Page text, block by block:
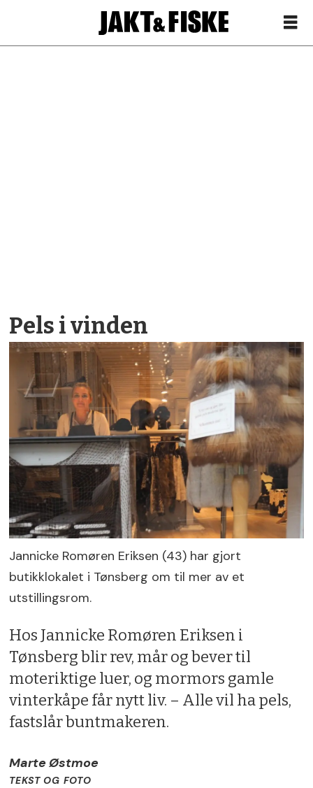
Pels i vinden
Jannicke Romøren Eriksen (43) har gjort
butikklokalet i Tønsberg om til mer av et
utstillingsrom.
Hos Jannicke Romøren Eriksen i
Tønsberg blir rev, mår og bever til
moteriktige luer, og mormors gamle
vinterkåpe får nytt liv. – Alle vil ha pels,
fastslår buntmakeren.
Marte Østmoe
TEKST OG FOTO